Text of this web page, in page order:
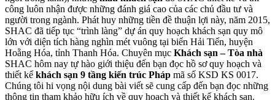
công luôn nhận được những đánh giá cao của các chủ đầu tư và
người trong ngành. Phát huy những tiền đề thuận lợi này, năm 2015,
SHAC đã tiếp tục “trình làng” dự án quy hoạch khách sạn quy mô
lớn với diện tích hàng nghìn mét vuông tại biển Hải Tiến, huyện
Hoằng Hóa, tỉnh Thanh Hóa. Chuyên mục Khách sạn – Tòa nhà
SHAC hôm nay tự hào giới thiệu đến bạn đọc hồ sơ quy hoạch và
thiết kế khách sạn 9 tầng kiến trúc Pháp mã số KSD KS 0017.
Chúng tôi hi vọng nội dung bài viết sẽ cung cấp đến bạn đọc những
thông tin tham khảo hữu ích về quy hoạch và thiết kế khách sạn.